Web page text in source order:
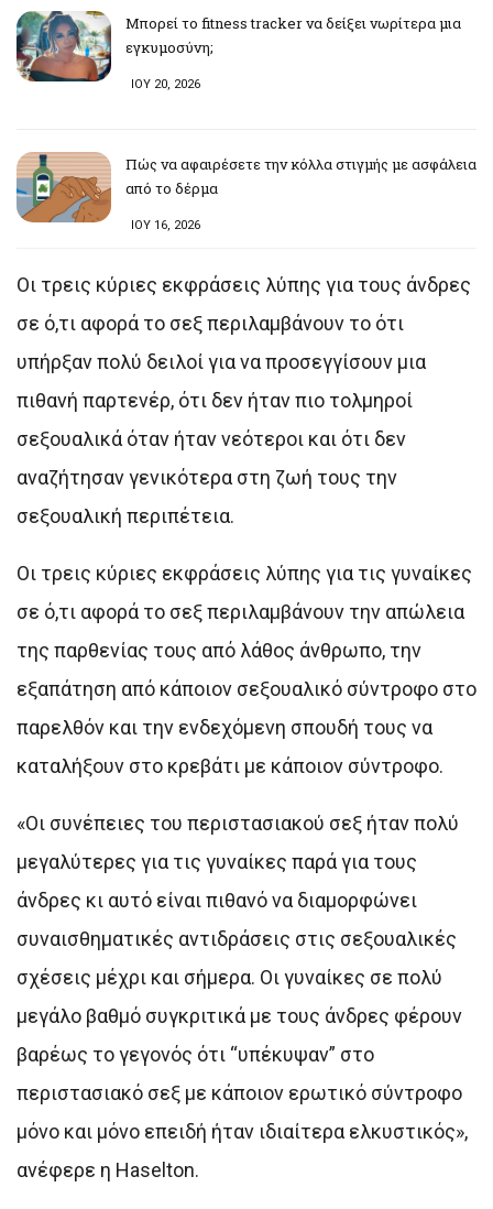
Μπορεί το fitness tracker να δείξει νωρίτερα μια
εγκυμοσύνη;
ΙΟΥ 20, 2026
Πώς να αφαιρέσετε την κόλλα στιγμής με ασφάλεια
από το δέρμα
ΙΟΥ 16, 2026
Οι τρεις κύριες εκφράσεις λύπης για τους άνδρες
σε ό,τι αφορά το σεξ περιλαμβάνουν το ότι
υπήρξαν πολύ δειλοί για να προσεγγίσουν μια
πιθανή παρτενέρ, ότι δεν ήταν πιο τολμηροί
σεξουαλικά όταν ήταν νεότεροι και ότι δεν
αναζήτησαν γενικότερα στη ζωή τους την
σεξουαλική περιπέτεια.
Οι τρεις κύριες εκφράσεις λύπης για τις γυναίκες
σε ό,τι αφορά το σεξ περιλαμβάνουν την απώλεια
της παρθενίας τους από λάθος άνθρωπο, την
εξαπάτηση από κάποιον σεξουαλικό σύντροφο στο
παρελθόν και την ενδεχόμενη σπουδή τους να
καταλήξουν στο κρεβάτι με κάποιον σύντροφο.
«Οι συνέπειες του περιστασιακού σεξ ήταν πολύ
μεγαλύτερες για τις γυναίκες παρά για τους
άνδρες κι αυτό είναι πιθανό να διαμορφώνει
συναισθηματικές αντιδράσεις στις σεξουαλικές
σχέσεις μέχρι και σήμερα. Οι γυναίκες σε πολύ
μεγάλο βαθμό συγκριτικά με τους άνδρες φέρουν
βαρέως το γεγονός ότι “υπέκυψαν” στο
περιστασιακό σεξ με κάποιον ερωτικό σύντροφο
μόνο και μόνο επειδή ήταν ιδιαίτερα ελκυστικός»,
ανέφερε η Ηaselton.